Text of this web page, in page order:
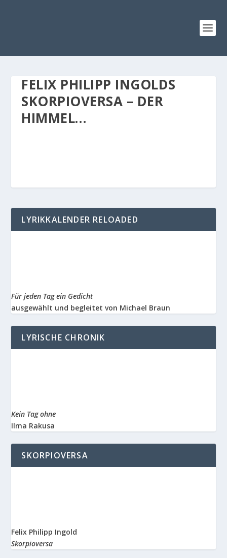
FELIX PHILIPP INGOLDS
SKORPIOVERSA – DER
HIMMEL…
LYRIKKALENDER RELOADED
Für jeden Tag ein Gedicht
ausgewählt und begleitet von Michael Braun
LYRISCHE CHRONIK
Kein Tag ohne
Ilma Rakusa
SKORPIOVERSA
Felix Philipp Ingold
Skorpioversa